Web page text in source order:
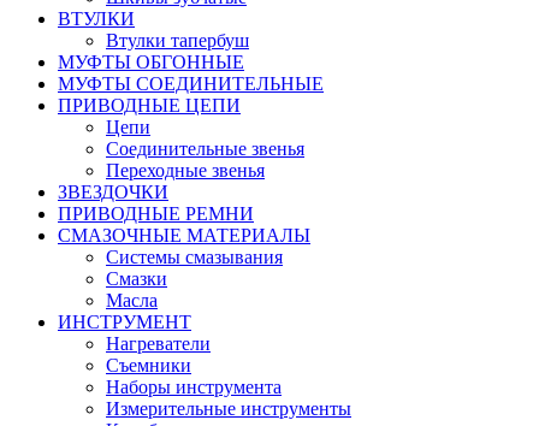
ВТУЛКИ
Втулки тапербуш
МУФТЫ ОБГОННЫЕ
МУФТЫ СОЕДИНИТЕЛЬНЫЕ
ПРИВОДНЫЕ ЦЕПИ
Цепи
Соединительные звенья
Переходные звенья
ЗВЕЗДОЧКИ
ПРИВОДНЫЕ РЕМНИ
СМАЗОЧНЫЕ МАТЕРИАЛЫ
Системы смазывания
Смазки
Масла
ИНСТРУМЕНТ
Нагреватели
Съемники
Наборы инструмента
Измерительные инструменты